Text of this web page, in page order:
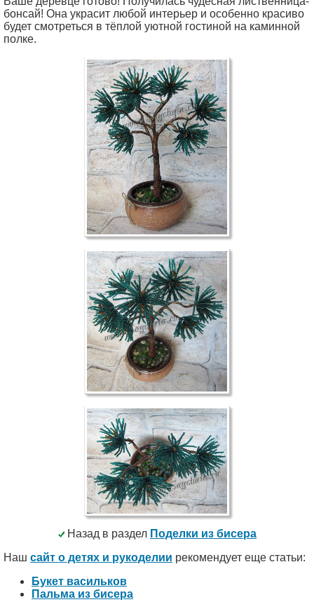
бонсай! Она украсит любой интерьер и особенно красиво
будет смотреться в тёплой уютной гостиной на каминной
полке.
Назад в раздел Поделки из бисера
Наш сайт о детях и рукоделии рекомендует еще статьи:
Букет васильков
Пальма из бисера